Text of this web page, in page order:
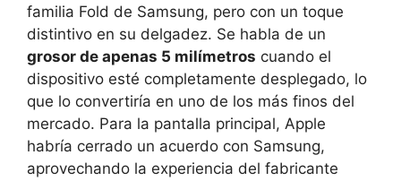
familia Fold de Samsung, pero con un toque
distintivo en su delgadez. Se habla de un
grosor de apenas 5 milímetros cuando el
dispositivo esté completamente desplegado, lo
que lo convertiría en uno de los más finos del
mercado. Para la pantalla principal, Apple
habría cerrado un acuerdo con Samsung,
aprovechando la experiencia del fabricante